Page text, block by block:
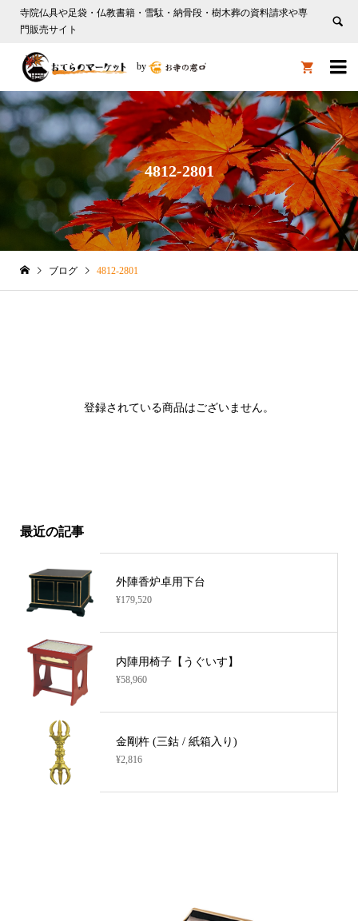
寺院仏具や足袋・仏教書籍・雪駄・納骨段・樹木葬の資料請求や専
門販売サイト

by 
4812-2801
ブログ 4812-2801
登録されている商品はございません。
最近の記事
外陣香炉卓用下台
¥179,520
内陣用椅子【うぐいす】
¥58,960
金剛杵 (三鈷 / 紙箱入り)
¥2,816